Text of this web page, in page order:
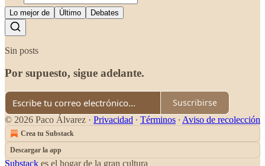
Lo mejor de Último Debates
Sin posts
Por supuesto, sigue adelante.
Suscribirse
© 2026 Paco Álvarez · Privacidad ∙ Términos ∙ Aviso de recolección
Crea tu Substack
Descargar la app
Substack es el hogar de la gran cultura